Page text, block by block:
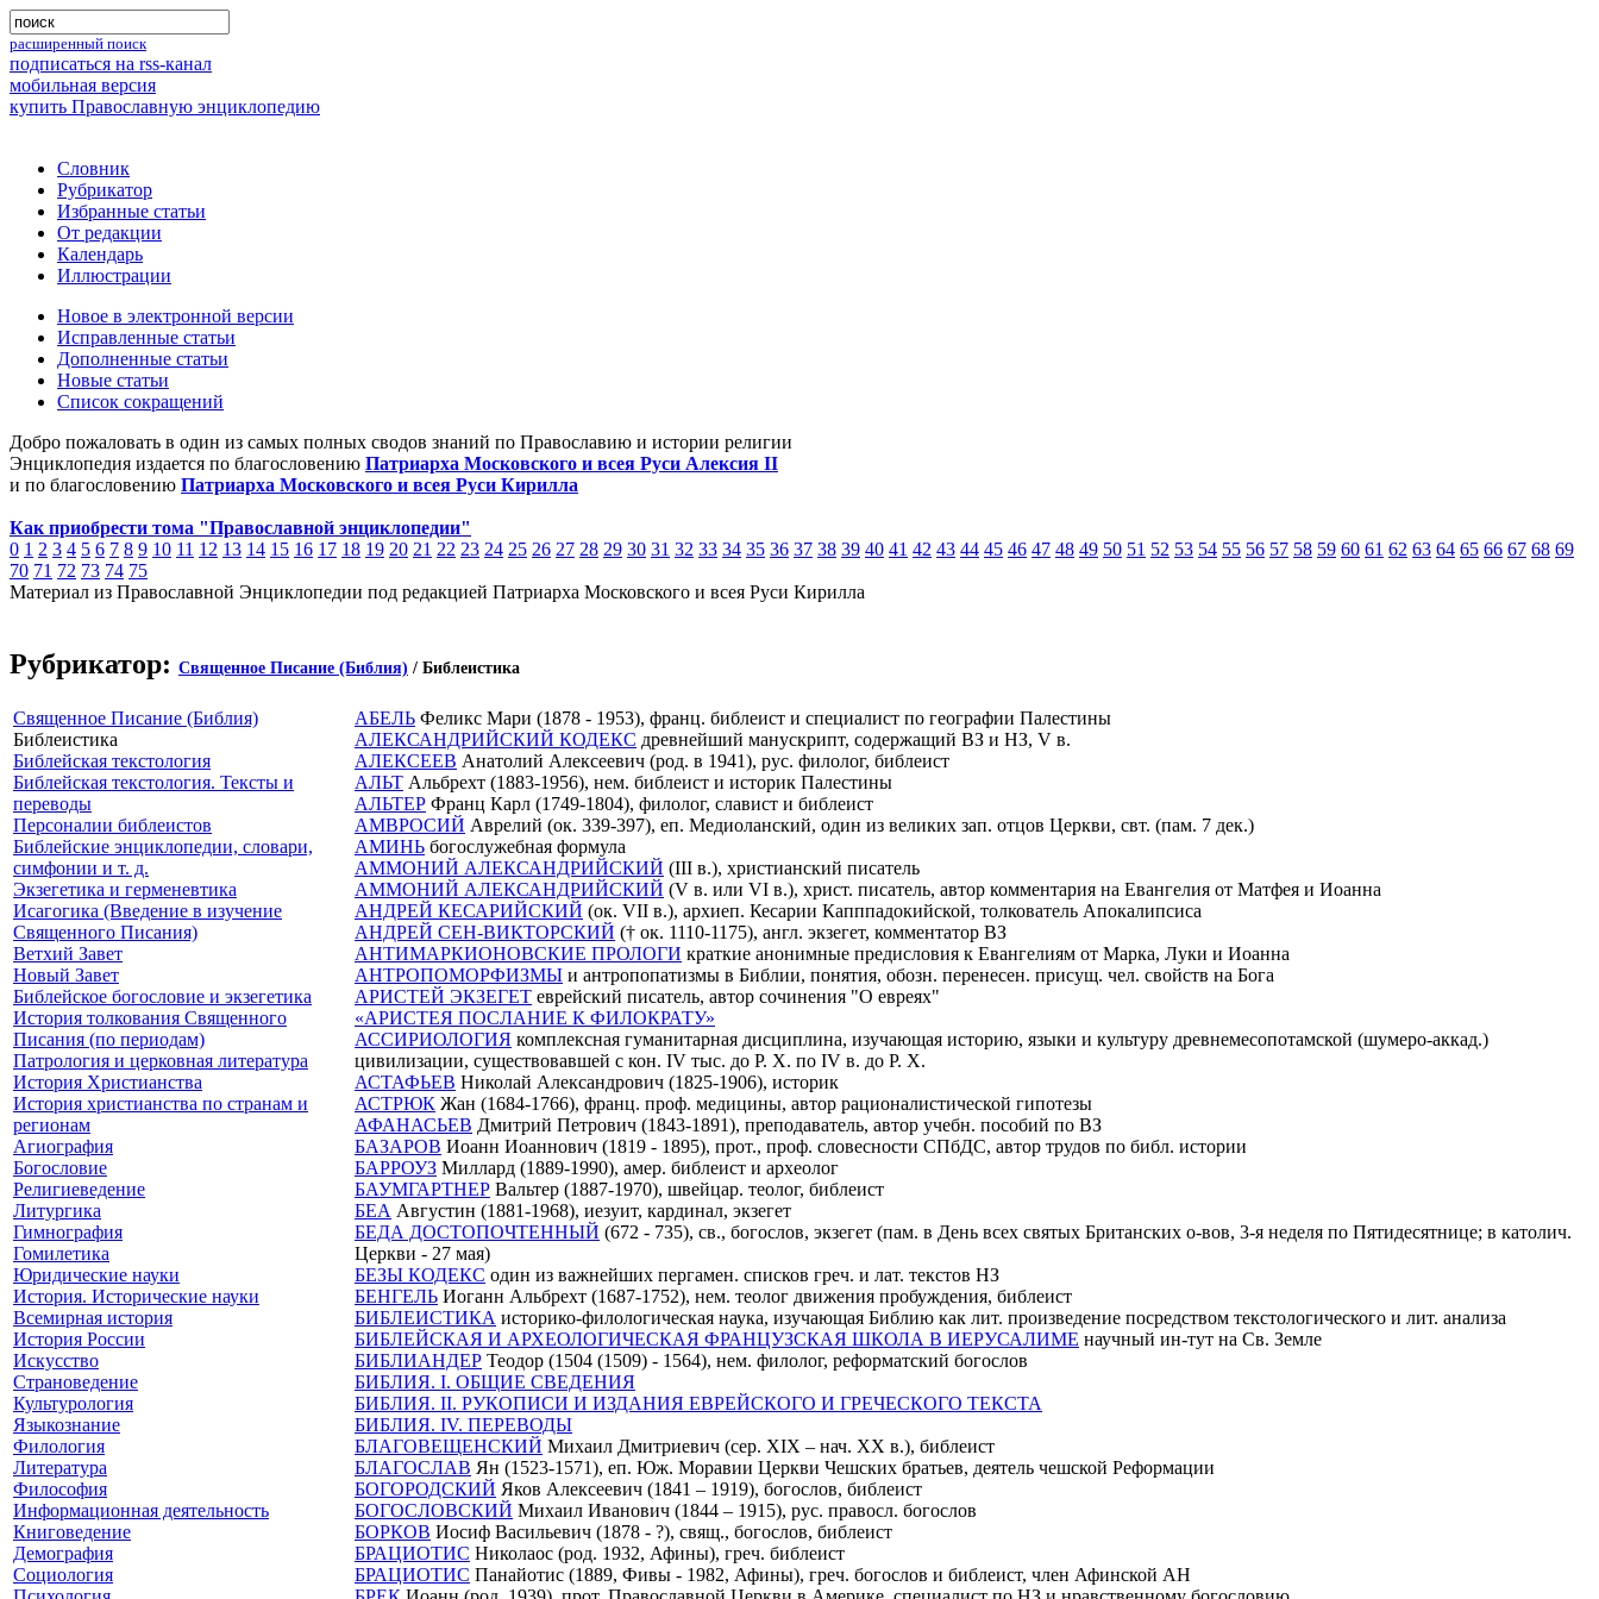
расширенный поиск
подписаться на rss-канал
мобильная версия
купить Православную энциклопедию
Словник
Рубрикатор
Избранные статьи
От редакции
Календарь
Иллюстрации
Новое в электронной версии
Исправленные статьи
Дополненные статьи
Новые статьи
Список сокращений
Добро пожаловать в один из самых полных сводов знаний по Православию и истории религии
Энциклопедия издается по благословению Патриарха Московского и всея Руси Алексия II
и по благословению Патриарха Московского и всея Руси Кирилла
Как приобрести тома "Православной энциклопедии"
0 1 2 3 4 5 6 7 8 9 10 11 12 13 14 15 16 17 18 19 20 21 22 23 24 25 26 27 28 29 30 31 32 33 34 35 36 37 38 39 40 41 42 43 44 45 46 47 48 49 50 51 52 53 54 55 56 57 58 59 60 61 62 63 64 65 66 67 68 69
70 71 72 73 74 75
Материал из Православной Энциклопедии под редакцией Патриарха Московского и всея Руси Кирилла
Рубрикатор: Священное Писание (Библия) / Библеистика
Священное Писание (Библия)
Библеистика
Библейская текстология
Библейская текстология. Тексты и
переводы
Персоналии библеистов
Библейские энциклопедии, словари,
симфонии и т. д.
Экзегетика и герменевтика
Исагогика (Введение в изучение
Священного Писания)
Ветхий Завет
Новый Завет
Библейское богословие и экзегетика
История толкования Священного
Писания (по периодам)
Патрология и церковная литература
История Христианства
История христианства по странам и
регионам
Агиография
Богословие
Религиеведение
Литургика
Гимнография
Гомилетика
Юридические науки
История. Исторические науки
Всемирная история
История России
Искусство
Страноведение
Культурология
Языкознание
Филология
Литература
Философия
Информационная деятельность
Книговедение
Демография
Социология
АБЕЛЬ Феликс Мари (1878 - 1953), франц. библеист и специалист по географии Палестины
АЛЕКСАНДРИЙСКИЙ КОДЕКС древнейший манускрипт, содержащий ВЗ и НЗ, V в.
АЛЕКСЕЕВ Анатолий Алексеевич (род. в 1941), рус. филолог, библеист
АЛЬТ Альбрехт (1883-1956), нем. библеист и историк Палестины
АЛЬТЕР Франц Карл (1749-1804), филолог, славист и библеист
АМВРОСИЙ Аврелий (ок. 339-397), еп. Медиоланский, один из великих зап. отцов Церкви, свт. (пам. 7 дек.)
АМИНЬ богослужебная формула
АММОНИЙ АЛЕКСАНДРИЙСКИЙ (III в.), христианский писатель
АММОНИЙ АЛЕКСАНДРИЙСКИЙ (V в. или VI в.), христ. писатель, автор комментария на Евангелия от Матфея и Иоанна
АНДРЕЙ КЕСАРИЙСКИЙ (ок. VII в.), архиеп. Кесарии Капппадокийской, толкователь Апокалипсиса
АНДРЕЙ СЕН-ВИКТОРСКИЙ († ок. 1110-1175), англ. экзегет, комментатор ВЗ
АНТИМАРКИОНОВСКИЕ ПРОЛОГИ краткие анонимные предисловия к Евангелиям от Марка, Луки и Иоанна
АНТРОПОМОРФИЗМЫ и антропопатизмы в Библии, понятия, обозн. перенесен. присущ. чел. свойств на Бога
АРИСТЕЙ ЭКЗЕГЕТ еврейский писатель, автор сочинения "О евреях"
«АРИСТЕЯ ПОСЛАНИЕ К ФИЛОКРАТУ»
АССИРИОЛОГИЯ комплексная гуманитарная дисциплина, изучающая историю, языки и культуру древнемесопотамской (шумеро-аккад.)
цивилизации, существовавшей с кон. IV тыс. до Р. Х. по IV в. до Р. Х.
АСТАФЬЕВ Николай Александрович (1825-1906), историк
АСТРЮК Жан (1684-1766), франц. проф. медицины, автор рационалистической гипотезы
АФАНАСЬЕВ Дмитрий Петрович (1843-1891), преподаватель, автор учебн. пособий по ВЗ
БАЗАРОВ Иоанн Иоаннович (1819 - 1895), прот., проф. словесности СПбДС, автор трудов по библ. истории
БАРРОУЗ Миллард (1889-1990), амер. библеист и археолог
БАУМГАРТНЕР Вальтер (1887-1970), швейцар. теолог, библеист
БЕА Августин (1881-1968), иезуит, кардинал, экзегет
БЕДА ДОСТОПОЧТЕННЫЙ (672 - 735), св., богослов, экзегет (пам. в День всех святых Британских о-вов, 3-я неделя по Пятидесятнице; в католич.
Церкви - 27 мая)
БЕЗЫ КОДЕКС один из важнейших пергамен. списков греч. и лат. текстов НЗ
БЕНГЕЛЬ Иоганн Альбрехт (1687-1752), нем. теолог движения пробуждения, библеист
БИБЛЕИСТИКА историко-филологическая наука, изучающая Библию как лит. произведение посредством текстологического и лит. анализа
БИБЛЕЙСКАЯ И АРХЕОЛОГИЧЕСКАЯ ФРАНЦУЗСКАЯ ШКОЛА В ИЕРУСАЛИМЕ научный ин-тут на Св. Земле
БИБЛИАНДЕР Теодор (1504 (1509) - 1564), нем. филолог, реформатский богослов
БИБЛИЯ. I. ОБЩИЕ СВЕДЕНИЯ
БИБЛИЯ. II. РУКОПИСИ И ИЗДАНИЯ ЕВРЕЙСКОГО И ГРЕЧЕСКОГО ТЕКСТА
БИБЛИЯ. IV. ПЕРЕВОДЫ
БЛАГОВЕЩЕНСКИЙ Михаил Дмитриевич (сер. XIX – нач. XX в.), библеист
БЛАГОСЛАВ Ян (1523-1571), еп. Юж. Моравии Церкви Чешских братьев, деятель чешской Реформации
БОГОРОДСКИЙ Яков Алексеевич (1841 – 1919), богослов, библеист
БОГОСЛОВСКИЙ Михаил Иванович (1844 – 1915), рус. правосл. богослов
БОРКОВ Иосиф Васильевич (1878 - ?), cвящ., богослов, библеист
БРАЦИОТИС Николаос (род. 1932, Афины), греч. библеист
БРАЦИОТИС Панайотис (1889, Фивы - 1982, Афины), греч. богослов и библеист, член Афинской АН